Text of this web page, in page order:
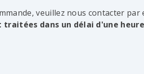
veuillez nous contacter
traitées dans un délai d'une